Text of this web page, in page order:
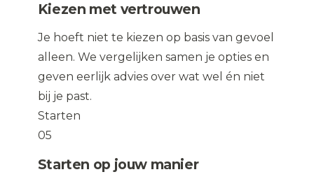
Kiezen met vertrouwen
Je hoeft niet te kiezen op basis van gevoel
alleen. We vergelijken samen je opties en
geven eerlijk advies over wat wel én niet
bij je past.
Starten
05
Starten op jouw manier